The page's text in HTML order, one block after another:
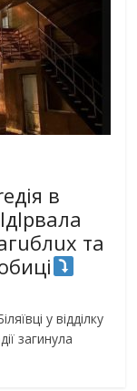
в
та
у відділку
загинула